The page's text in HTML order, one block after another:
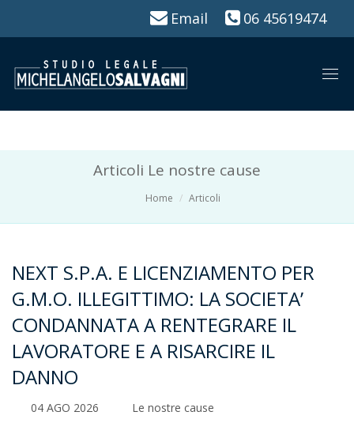
Email 06 45619474
Articoli Le nostre cause
Home Articoli
NEXT S.P.A. E LICENZIAMENTO PER
G.M.O. ILLEGITTIMO: LA SOCIETA’
CONDANNATA A RENTEGRARE IL
LAVORATORE E A RISARCIRE IL
DANNO
04 AGO 2026
Le nostre cause